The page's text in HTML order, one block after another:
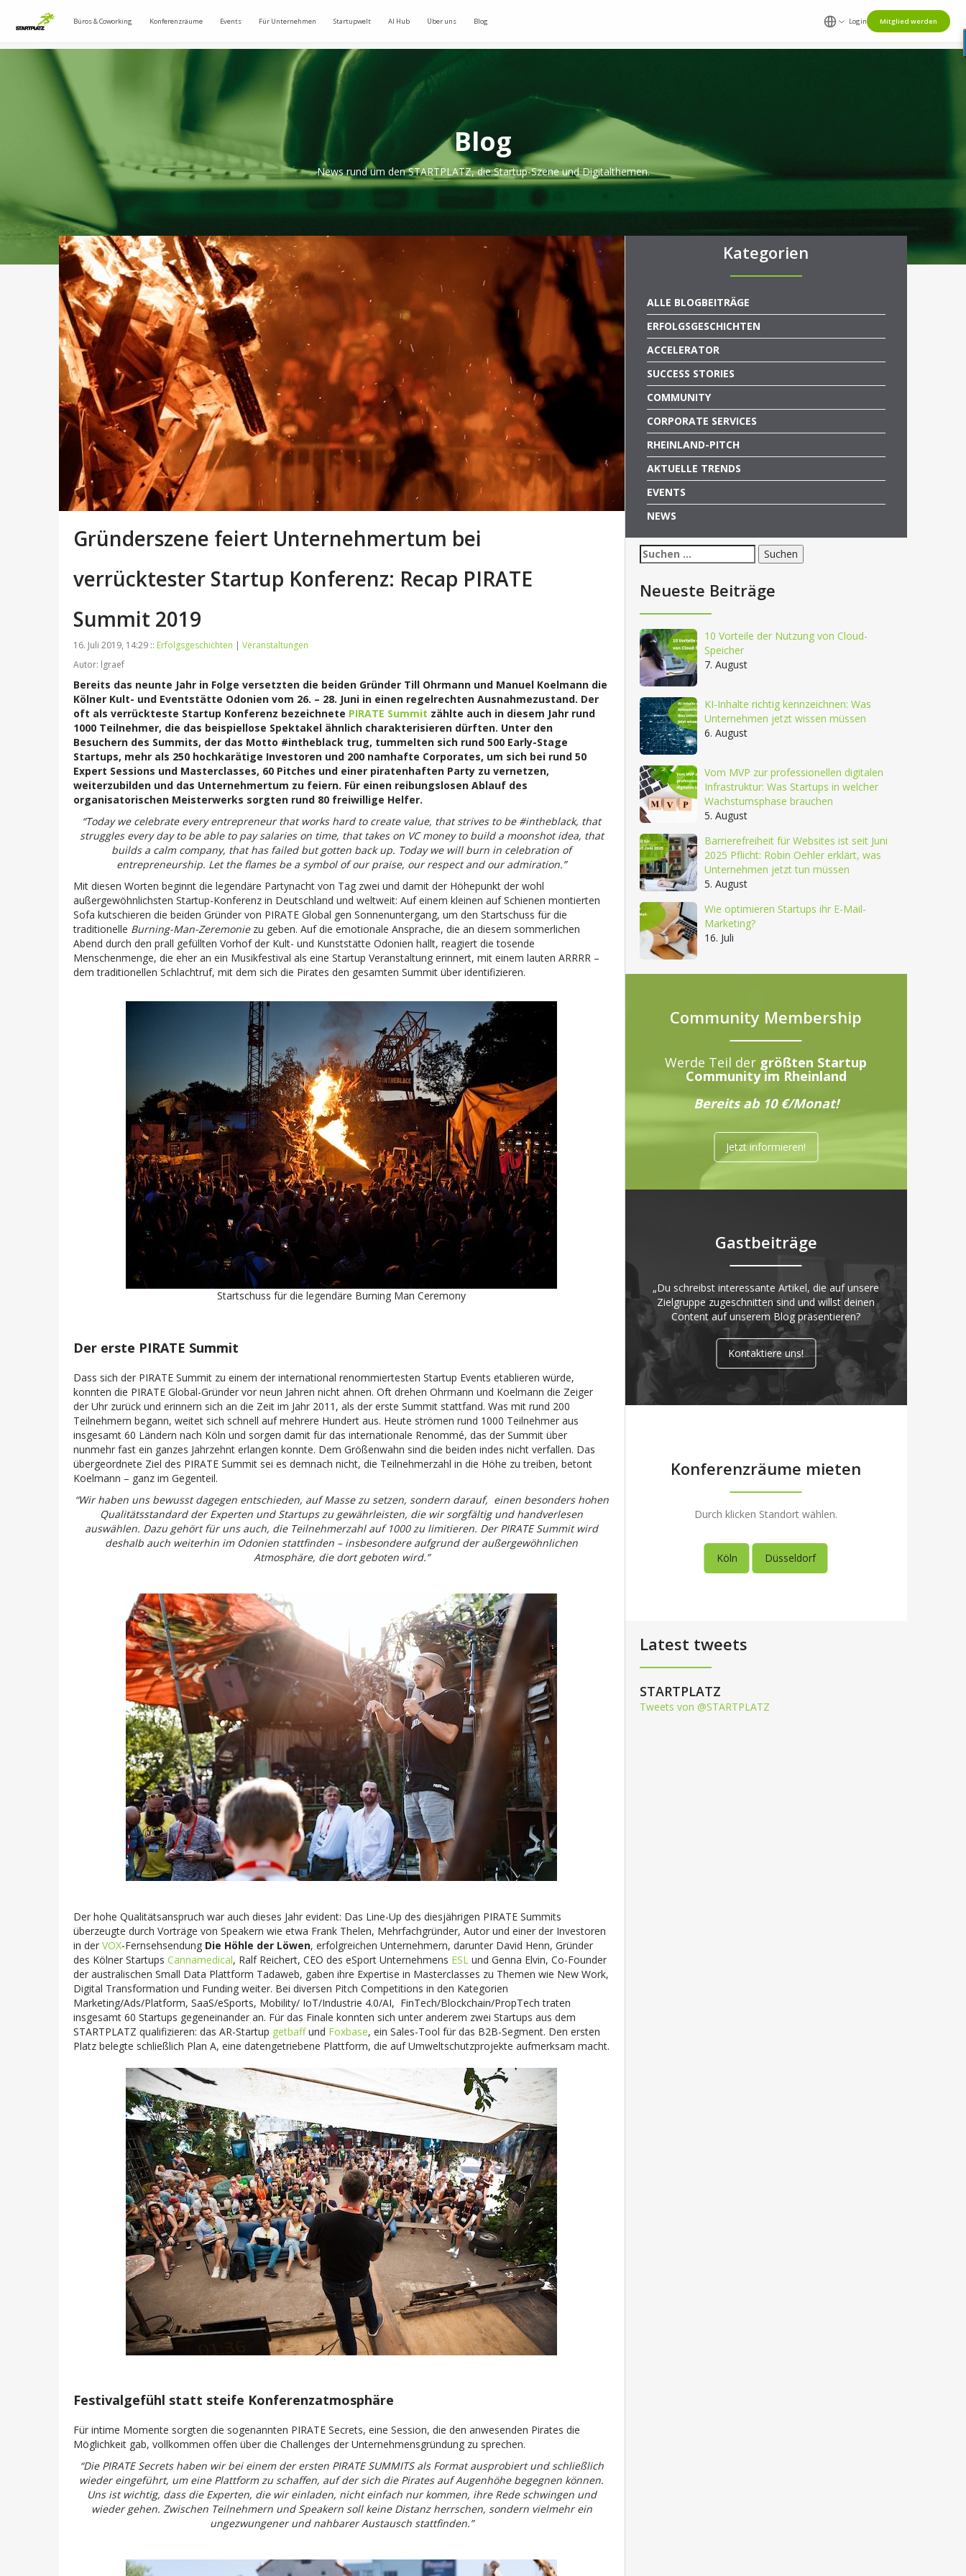
Büros & Coworking Konferenzräume Events Für Unternehmen Startupwelt AI Hub Über uns Blog Login Mitglied werden
Blog
News rund um den STARTPLATZ, die Startup-Szene und Digitalthemen.
Gründerszene feiert Unternehmertum bei
verrücktester Startup Konferenz: Recap PIRATE
Summit 2019
16. Juli 2019, 14:29 :: Erfolgsgeschichten | Veranstaltungen
Autor: lgraef
Bereits das neunte Jahr in Folge versetzten die beiden Gründer Till Ohrmann und Manuel Koelmann die
Kölner Kult- und Eventstätte Odonien vom 26. – 28. Juni in einen regelrechten Ausnahmezustand. Der
oft als verrückteste Startup Konferenz bezeichnete PIRATE Summit zählte auch in diesem Jahr rund
1000 Teilnehmer, die das beispiellose Spektakel ähnlich charakterisieren dürften. Unter den
Besuchern des Summits, der das Motto #intheblack trug, tummelten sich rund 500 Early-Stage
Startups, mehr als 250 hochkarätige Investoren und 200 namhafte Corporates, um sich bei rund 50
Expert Sessions und Masterclasses, 60 Pitches und einer piratenhaften Party zu vernetzen,
weiterzubilden und das Unternehmertum zu feiern. Für einen reibungslosen Ablauf des
organisatorischen Meisterwerks sorgten rund 80 freiwillige Helfer.
“Today we celebrate every entrepreneur that works hard to create value, that strives to be #intheblack, that
struggles every day to be able to pay salaries on time, that takes on VC money to build a moonshot idea, that
builds a calm company, that has failed but gotten back up. Today we will burn in celebration of
entrepreneurship. Let the flames be a symbol of our praise, our respect and our admiration.”
Mit diesen Worten beginnt die legendäre Partynacht von Tag zwei und damit der Höhepunkt der wohl
außergewöhnlichsten Startup-Konferenz in Deutschland und weltweit: Auf einem kleinen auf Schienen montierten
Sofa kutschieren die beiden Gründer von PIRATE Global gen Sonnenuntergang, um den Startschuss für die
traditionelle Burning-Man-Zeremoniezu geben. Auf die emotionale Ansprache, die an diesem sommerlichen
Abend durch den prall gefüllten Vorhof der Kult- und Kunststätte Odonien hallt, reagiert die tosende
Menschenmenge, die eher an ein Musikfestival als eine Startup Veranstaltung erinnert, mit einem lauten ARRRR –
dem traditionellen Schlachtruf, mit dem sich die Pirates den gesamten Summit über identifizieren.
Startschuss für die legendäre Burning Man Ceremony
Der erste PIRATE Summit
Dass sich der PIRATE Summit zu einem der international renommiertesten Startup Events etablieren würde,
konnten die PIRATE Global-Gründer vor neun Jahren nicht ahnen. Oft drehen Ohrmann und Koelmann die Zeiger
der Uhr zurück und erinnern sich an die Zeit im Jahr 2011, als der erste Summit stattfand. Was mit rund 200
Teilnehmern begann, weitet sich schnell auf mehrere Hundert aus. Heute strömen rund 1000 Teilnehmer aus
insgesamt 60 Ländern nach Köln und sorgen damit für das internationale Renommé, das der Summit über
nunmehr fast ein ganzes Jahrzehnt erlangen konnte. Dem Größenwahn sind die beiden indes nicht verfallen. Das
übergeordnete Ziel des PIRATE Summit sei es demnach nicht, die Teilnehmerzahl in die Höhe zu treiben, betont
Koelmann – ganz im Gegenteil.
“Wir haben uns bewusst dagegen entschieden, auf Masse zu setzen, sondern darauf, einen besonders hohen
Qualitätsstandard der Experten und Startups zu gewährleisten, die wir sorgfältig und handverlesen
auswählen. Dazu gehört für uns auch, die Teilnehmerzahl auf 1000 zu limitieren. Der PIRATE Summit wird
deshalb auch weiterhin im Odonien stattfinden – insbesondere aufgrund der außergewöhnlichen
Atmosphäre, die dort geboten wird.”
Der hohe Qualitätsanspruch war auch dieses Jahr evident: Das Line-Up des diesjährigen PIRATE Summits
überzeugte durch Vorträge von Speakern wie etwa Frank Thelen, Mehrfachgründer, Autor und einer der Investoren
in der VOX-Fernsehsendung Die Höhle der Löwen, erfolgreichen Unternehmern, darunter David Henn, Gründer
des Kölner Startups Cannamedical, Ralf Reichert, CEO des eSport Unternehmens ESL und Genna Elvin, Co-Founder
der australischen Small Data Plattform Tadaweb, gaben ihre Expertise in Masterclasses zu Themen wie New Work,
Digital Transformation und Funding weiter. Bei diversen Pitch Competitions in den Kategorien
Marketing/Ads/Platform, SaaS/eSports, Mobility/ IoT/Industrie 4.0/AI, FinTech/Blockchain/PropTech traten
insgesamt 60 Startups gegeneinander an. Für das Finale konnten sich unter anderem zwei Startups aus dem
STARTPLATZ qualifizieren: das AR-Startup getbaffund Foxbase, ein Sales-Tool für das B2B-Segment. Den ersten
Platz belegte schließlich Plan A, eine datengetriebene Plattform, die auf Umweltschutzprojekte aufmerksam macht.
Festivalgefühl statt steife Konferenzatmosphäre
Für intime Momente sorgten die sogenannten PIRATE Secrets, eine Session, die den anwesenden Pirates die
Möglichkeit gab, vollkommen offen über die Challenges der Unternehmensgründung zu sprechen.
“Die PIRATE Secrets haben wir bei einem der ersten PIRATE SUMMITS als Format ausprobiert und schließlich
wieder eingeführt, um eine Plattform zu schaffen, auf der sich die Pirates auf Augenhöhe begegnen können.
Uns ist wichtig, dass die Experten, die wir einladen, nicht einfach nur kommen, ihre Rede schwingen und
wieder gehen. Zwischen Teilnehmern und Speakern soll keine Distanz herrschen, sondern vielmehr ein
ungezwungener und nahbarer Austausch stattfinden.”
Kategorien
ALLE BLOGBEITRÄGE
ERFOLGSGESCHICHTEN
ACCELERATOR
SUCCESS STORIES
COMMUNITY
CORPORATE SERVICES
RHEINLAND-PITCH
AKTUELLE TRENDS
EVENTS
NEWS
Suchen
nach:
Neueste Beiträge
10 Vorteile der Nutzung von Cloud-
Speicher
7. August
KI-Inhalte richtig kennzeichnen: Was
Unternehmen jetzt wissen müssen
6. August
Vom MVP zur professionellen digitalen
Infrastruktur: Was Startups in welcher
Wachstumsphase brauchen
5. August
Barrierefreiheit für Websites ist seit Juni
2025 Pflicht: Robin Oehler erklärt, was
Unternehmen jetzt tun müssen
5. August
Wie optimieren Startups ihr E-Mail-
Marketing?
16. Juli
Community Membership
Werde Teil der größten Startup
Community im Rheinland
Bereits ab 10 €/Monat!
Jetzt informieren!
Gastbeiträge
„Du schreibst interessante Artikel, die auf unsere
Zielgruppe zugeschnitten sind und willst deinen
Content auf unserem Blog präsentieren?
Kontaktiere uns!
Konferenzräume mieten
Durch klicken Standort wählen.
Köln Düsseldorf
Latest tweets
STARTPLATZ
Tweets von @STARTPLATZ